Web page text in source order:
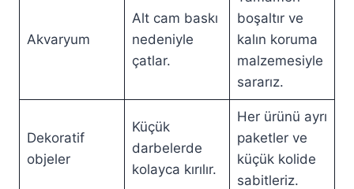
Akvaryum
Alt cam baskı
nedeniyle
çatlar.
boşaltır ve
kalın koruma
malzemesiyle
sararız.
Dekoratif
objeler
Küçük
darbelerde
kolayca kırılır.
Her ürünü ayrı
paketler ve
küçük kolide
sabitleriz.